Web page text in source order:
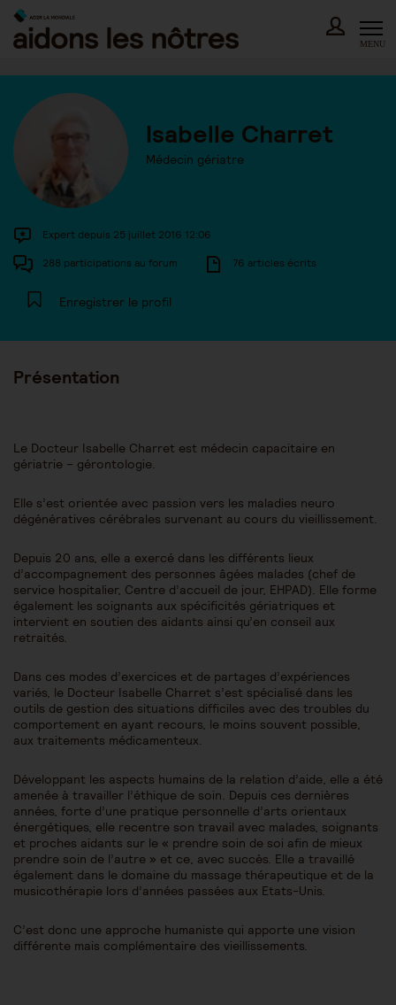
Skip
content
MENU
Isabelle Charret
Médecin gériatre
Expert depuis 25 juillet 2016 12:06
288 participations au forum 76 articles écrits
Enregistrer le profil
Présentation
Le Docteur Isabelle Charret est médecin capacitaire en
gériatrie – gérontologie.
Elle s’est orientée avec passion vers les maladies neuro
dégénératives cérébrales survenant au cours du vieillissement.
Depuis 20 ans, elle a exercé dans les différents lieux
d’accompagnement des personnes âgées malades (chef de
service hospitalier, Centre d’accueil de jour, EHPAD). Elle forme
également les soignants aux spécificités gériatriques et
intervient en soutien des aidants ainsi qu’en conseil aux
retraités.
Dans ces modes d’exercices et de partages d’expériences
variés, le Docteur Isabelle Charret s’est spécialisé dans les
outils de gestion des situations difficiles avec des troubles du
comportement en ayant recours, le moins souvent possible,
aux traitements médicamenteux.
Développant les aspects humains de la relation d’aide, elle a été
amenée à travailler l’éthique de soin. Depuis ces dernières
années, forte d’une pratique personnelle d’arts orientaux
énergétiques, elle recentre son travail avec malades, soignants
et proches aidants sur le « prendre soin de soi afin de mieux
prendre soin de l’autre » et ce, avec succès. Elle a travaillé
également dans le domaine du massage thérapeutique et de la
musicothérapie lors d’années passées aux Etats-Unis.
C’est donc une approche humaniste qui apporte une vision
différente mais complémentaire des vieillissements.